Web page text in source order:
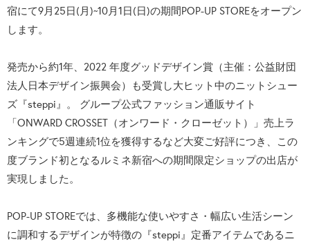
宿にて9月25日(月)~10月1日(日)の期間POP-UP STOREをオープン
します。
発売から約1年、2022 年度グッドデザイン賞（主催：公益財団
法人日本デザイン振興会）も受賞し大ヒット中のニットシュー
ズ『steppi』。 グループ公式ファッション通販サイト
「ONWARD CROSSET（オンワード・クローゼット）」売上ラ
ンキングで5週連続1位を獲得するなど大変ご好評につき、この
度ブランド初となるルミネ新宿への期間限定ショップの出店が
実現しました。
POP-UP STOREでは、多機能な使いやすさ・幅広い生活シーン
に調和するデザインが特徴の『steppi』定番アイテムであるニ